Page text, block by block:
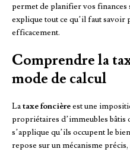
permet de planifier vos finances
explique tout ce qu’il faut savoir
efficacement.
Comprendre la
mode de calcul
Lataxe foncièreest une
propriétaires d’immeubles bâtis
s’applique qu’ils occupent le
repose sur un mécanisme